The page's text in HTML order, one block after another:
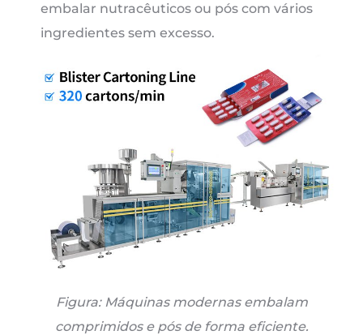
embalar nutracêuticos ou pós com vários
ingredientes sem excesso.
Figura: Máquinas modernas embalam
comprimidos e pós de forma eficiente.